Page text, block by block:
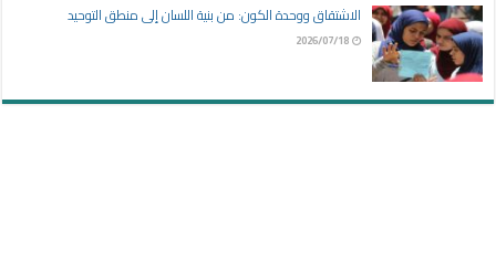
الاشتقاق ووحدة الكون: من بنية اللسان إلى منطق التوحيد
2026/07/18